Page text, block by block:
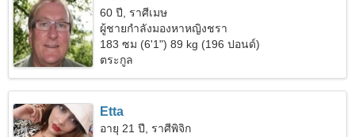
60 ปี, ราศีเมษ
ผู้ชายกำลังมองหาหญิงชรา
183 ซม (6'1") 89 kg (196 ปอนด์)
ตระกูล
Etta
อายุ 21 ปี, ราศีพิจิก